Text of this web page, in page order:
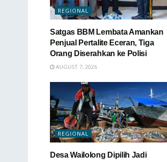
REGIONAL
Satgas BBM Lembata Amankan
Penjual Pertalite Eceran, Tiga
Orang Diserahkan ke Polisi
AUGUST 7, 2026
REGIONAL
Desa Wailolong Dipilih Jadi